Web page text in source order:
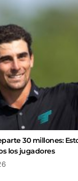
30 millones:
los jugadores